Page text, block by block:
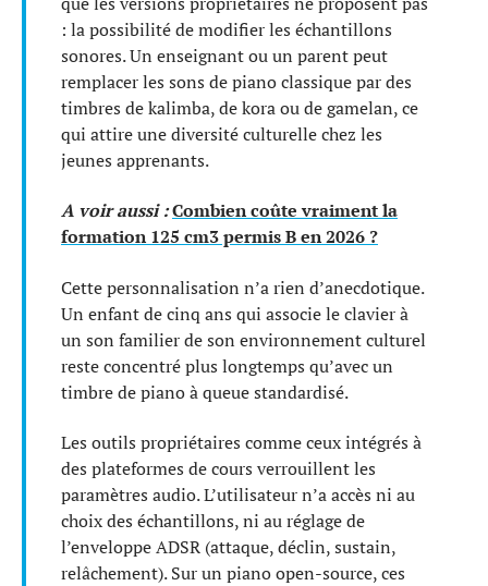
: la possibilité de modifier les échantillons
sonores. Un enseignant ou un parent peut
remplacer les sons de piano classique par des
timbres de kalimba, de kora ou de gamelan, ce
qui attire une diversité culturelle chez les
jeunes apprenants.
A voir aussi :Combien coûte vraiment la
formation 125 cm3 permis B en 2026 ?
Cette personnalisation n’a rien d’anecdotique.
Un enfant de cinq ans qui associe le clavier à
un son familier de son environnement culturel
reste concentré plus longtemps qu’avec un
timbre de piano à queue standardisé.
Les outils propriétaires comme ceux intégrés à
des plateformes de cours verrouillent les
paramètres audio. L’utilisateur n’a accès ni au
choix des échantillons, ni au réglage de
l’enveloppe ADSR (attaque, déclin, sustain,
relâchement). Sur un piano open-source, ces